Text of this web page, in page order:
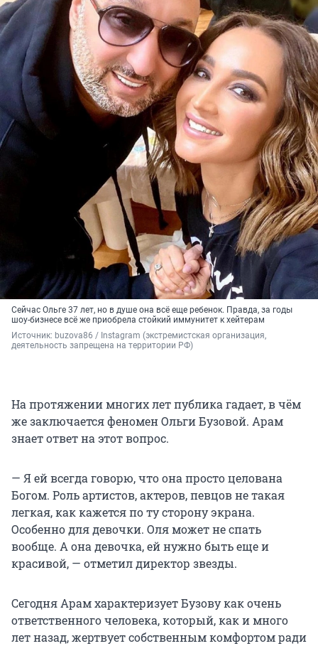
Сейчас Ольге 37 лет, но в душе она всё еще ребенок. Правда, за годы
шоу-бизнесе всё же приобрела стойкий иммунитет к хейтерам
Источник: buzova86 / Instagram (экстремистская организация,
деятельность запрещена на территории РФ)
На протяжении многих лет публика гадает, в чём
же заключается феномен Ольги Бузовой. Арам
знает ответ на этот вопрос.
— Я ей всегда говорю, что она просто целована
Богом. Роль артистов, актеров, певцов не такая
легкая, как кажется по ту сторону экрана.
Особенно для девочки. Оля может не спать
вообще. А она девочка, ей нужно быть еще и
красивой, — отметил директор звезды.
Сегодня Арам характеризует Бузову как очень
ответственного человека, который, как и много
лет назад, жертвует собственным комфортом ради